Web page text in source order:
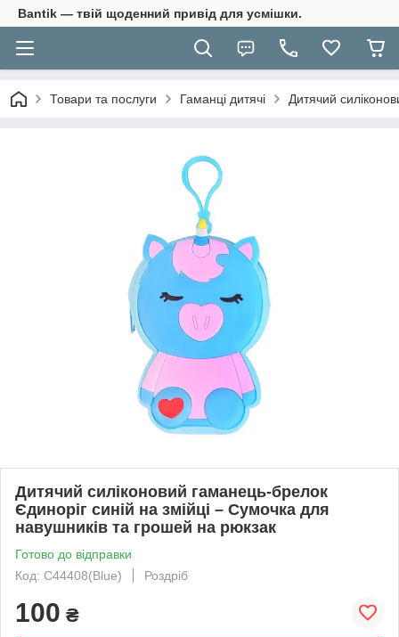
Bantik — твій щоденний привід для усмішки.
Товари та послуги Гаманці дитячі Дитячий
Дитячий силіконовий гаманець-брелок
Єдиноріг синій на змійці – Сумочка для
навушників та грошей на рюкзак
Готово до відправки
Код: C44408(Blue)
Роздріб
100 ₴